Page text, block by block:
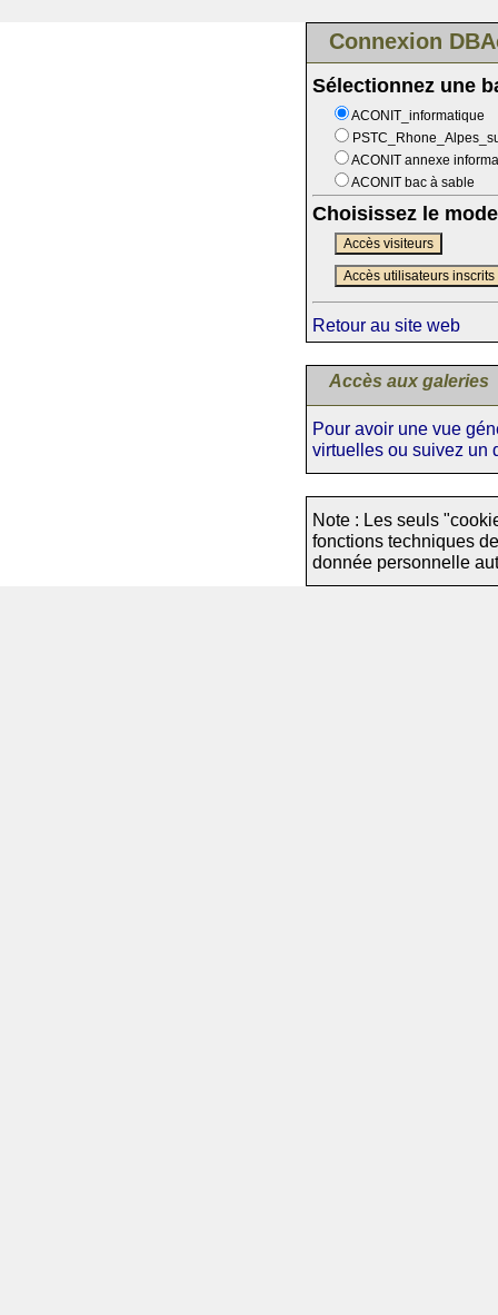
Connexion
Sélectionnez une
ACONIT_informatique
ACONIT annexe
ACONIT bac à sable
Choisissez le
Accès visiteurs
Accès utilisateurs inscrits
Retour au site web
Accès aux galeries
Pour avoir une vue
virtuelles ou suivez un
Note : Les seuls
fonctions techniques
donnée personnelle